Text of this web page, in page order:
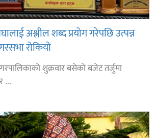
अश्लील शब्द प्रयोग गरेपछि उत्पन्न
रोकियो
शुक्रवार बसेको बजेट तर्जुमा
...